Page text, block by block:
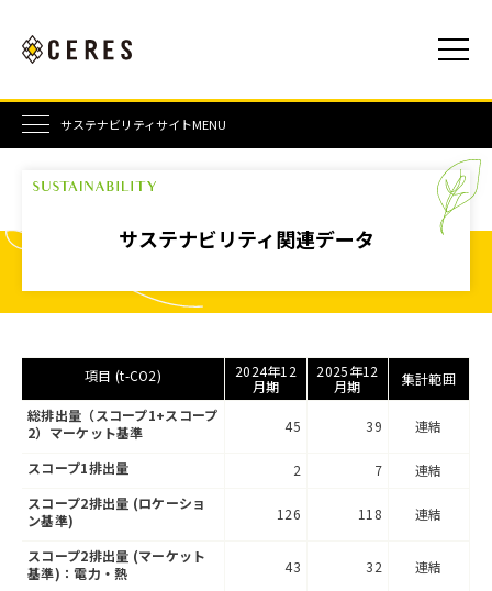
サステナビリティサイトMENU
サステナビリティ関連データ
項目 (t-CO2)
2024年12
月期
2025年12
月期
集計範囲
総排出量（スコープ1+スコープ
2）マーケット基準
45 39 連結
スコープ1排出量 2 7
連結
スコープ2排出量 (ロケーショ
ン基準)
126 118 連結
スコープ2排出量 (マーケット
基準)：電力・熱
43 32 連結